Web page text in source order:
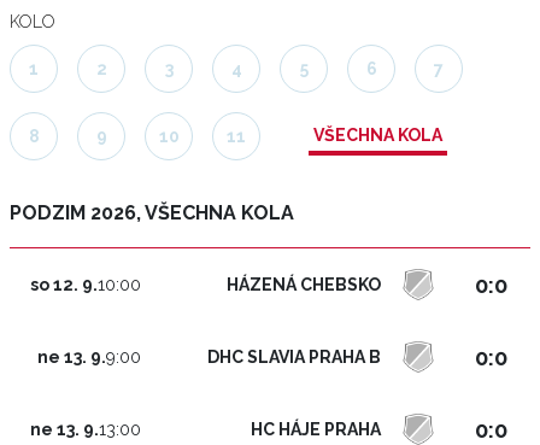
KOLO
1 2 3 4 5 6 7
8 9 10 11 VŠECHNA KOLA
PODZIM 2026, VŠECHNA KOLA
so 12. 9.10:00 HÁZENÁ CHEBSKO 0:0
ne 13. 9.9:00 DHC SLAVIA PRAHA B 0:0
ne 13. 9.13:00 HC HÁJE PRAHA 0:0